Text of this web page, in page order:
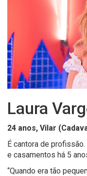
Laura
24 anos, Vilar
É cantora de profissão.
e casamentos há 5
“Quando era tão